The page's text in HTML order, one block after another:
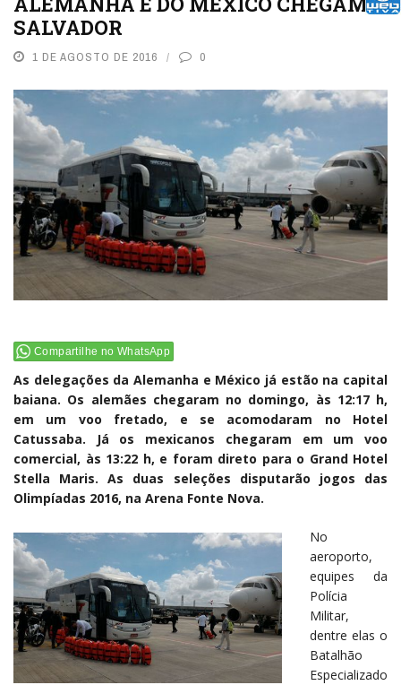
SALVADOR
1 DE AGOSTO DE 2016 0
Compartilhe no WhatsApp
As delegações da Alemanha e México já estão na capital
baiana. Os alemães chegaram no domingo, às 12:17 h,
em um voo fretado, e se acomodaram no Hotel
Catussaba. Já os mexicanos chegaram em um voo
comercial, às 13:22 h, e foram direto para o Grand Hotel
Stella Maris. As duas seleções disputarão jogos das
Olimpíadas 2016, na Arena Fonte Nova.
No
aeroporto,
equipes da
Polícia
Militar,
dentre elas o
Batalhão
Especializado